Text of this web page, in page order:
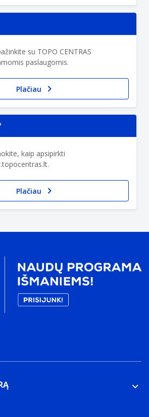
su TOPO CENTRAS
paslaugomis.
Plačiau
kaip apsipirkti
Plačiau